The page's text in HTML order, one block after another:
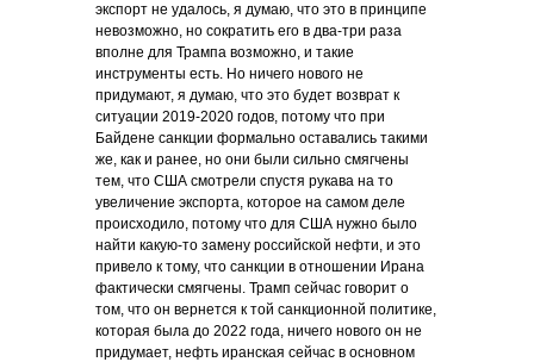
экспорт не удалось, я думаю, что это в принципе
невозможно, но сократить его в два-три раза
вполне для Трампа возможно, и такие
инструменты есть. Но ничего нового не
придумают, я думаю, что это будет возврат к
ситуации 2019-2020 годов, потому что при
Байдене санкции формально оставались такими
же, как и ранее, но они были сильно смягчены
тем, что США смотрели спустя рукава на то
увеличение экспорта, которое на самом деле
происходило, потому что для США нужно было
найти какую-то замену российской нефти, и это
привело к тому, что санкции в отношении Ирана
фактически смягчены. Трамп сейчас говорит о
том, что он вернется к той санкционной политике,
которая была до 2022 года, ничего нового он не
придумает, нефть иранская сейчас в основном